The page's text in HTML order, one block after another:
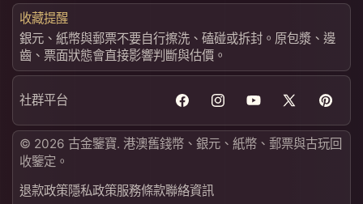
收藏提醒
銀元、紙幣與郵票不要自行擦洗、磕碰或拆封。原包漿、邊
齒、票面狀態會直接影響判斷與估價。
社群平台
FacebookInstagramYouTube
X
(Twitter)
© 2026 古金鑒寶. 港澳舊錢幣、銀元、紙幣、郵票與古玩回
收鑒定。
退款政策隱私政策服務條款聯絡資訊